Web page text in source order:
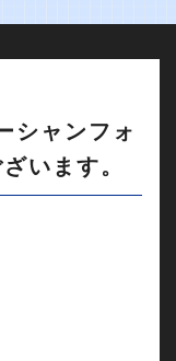
シャンフォ
います。